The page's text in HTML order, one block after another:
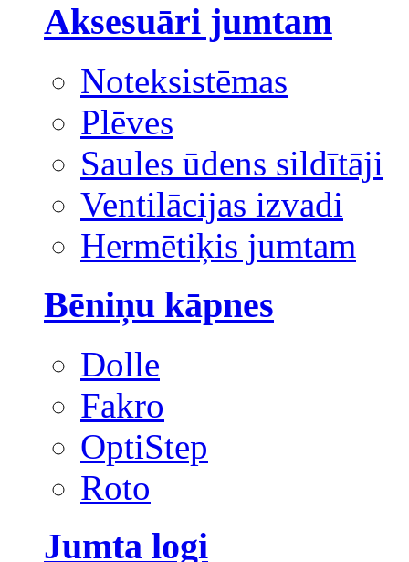
Aksesuāri jumtam
Noteksistēmas
Plēves
Saules ūdens sildītāji
Ventilācijas izvadi
Hermētiķis jumtam
Bēniņu kāpnes
Dolle
Fakro
OptiStep
Roto
Jumta logi